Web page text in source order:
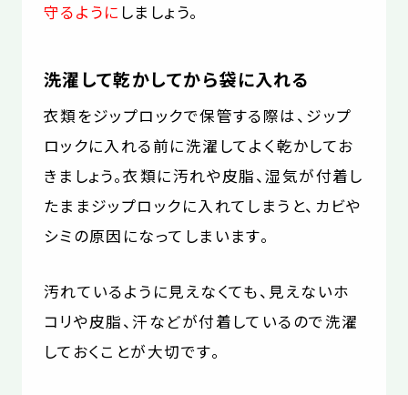
守るように しましょう。
洗濯して乾かしてから袋に入れる
衣類をジップロックで保管する際は、ジップ
ロックに入れる前に洗濯してよく乾かしてお
きましょう。衣類に汚れや皮脂、湿気が付着し
たままジップロックに入れてしまうと、カビや
シミの原因になってしまいます。
汚れているように見えなくても、見えないホ
コリや皮脂、汗などが付着しているので洗濯
しておくことが大切です。